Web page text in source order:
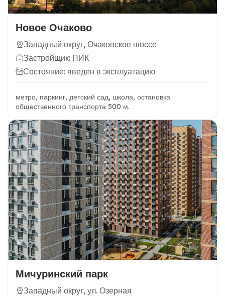
Новое Очаково
Западный округ, Очаковское шоссе
Застройщик: ПИК
Состояние: введен в эксплуатацию
метро, паркинг, детский сад, школа, остановка
общественного транспорта 500 м.
Мичуринский парк
Западный округ, ул. Озерная